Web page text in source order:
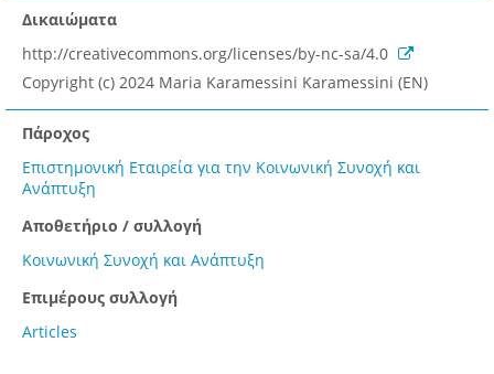
Δικαιώματα
http://creativecommons.org/licenses/by-nc-sa/4.0
Copyright (c) 2024 Maria Karamessini Karamessini (EN)
Πάροχος
Επιστημονική Εταιρεία για την Κοινωνική Συνοχή και
Ανάπτυξη
Αποθετήριο / συλλογή
Κοινωνική Συνοχή και Ανάπτυξη
Επιμέρους συλλογή
Articles